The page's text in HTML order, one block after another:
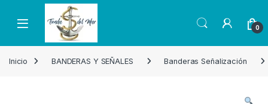
Skip to navigation
Skip to content
Open 0
Inicio BANDERAS Y SEÑALES Banderas Señalización